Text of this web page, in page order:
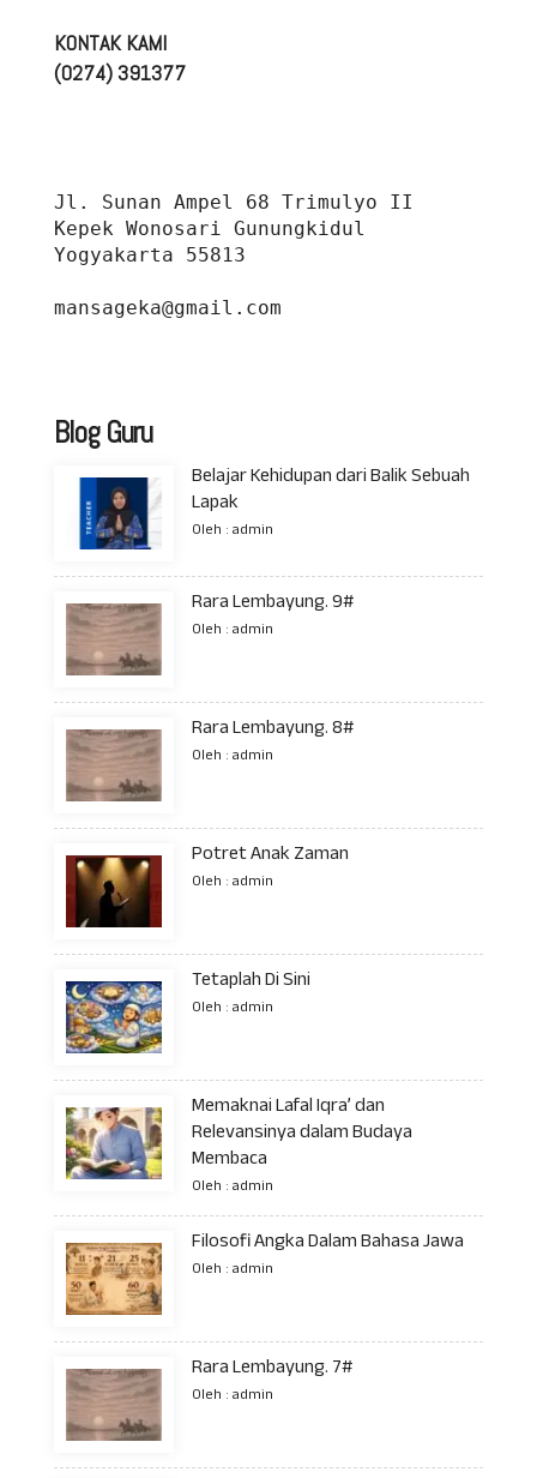
KONTAK KAMI
(0274) 391377
Jl. Sunan Ampel 68 Trimulyo II
Kepek Wonosari Gunungkidul
Yogyakarta 55813
mansageka@gmail.com
Blog Guru
Belajar Kehidupan dari Balik Sebuah
Lapak
Oleh : admin
Rara Lembayung. 9#
Oleh : admin
Rara Lembayung. 8#
Oleh : admin
Potret Anak Zaman
Oleh : admin
Tetaplah Di Sini
Oleh : admin
Memaknai Lafal Iqra’ dan
Relevansinya dalam Budaya
Membaca
Oleh : admin
Filosofi Angka Dalam Bahasa Jawa
Oleh : admin
Rara Lembayung. 7#
Oleh : admin